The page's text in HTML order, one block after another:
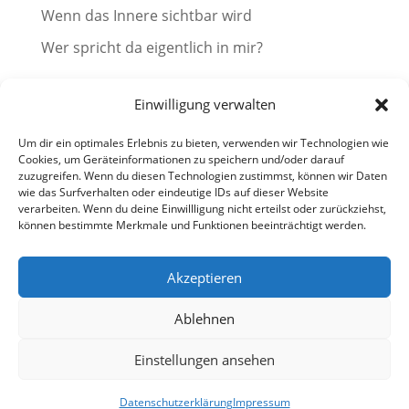
Einwilligung verwalten
Um dir ein optimales Erlebnis zu bieten, verwenden wir Technologien wie
Cookies, um Geräteinformationen zu speichern und/oder darauf
zuzugreifen. Wenn du diesen Technologien zustimmst, können wir Daten
wie das Surfverhalten oder eindeutige IDs auf dieser Website
verarbeiten. Wenn du deine Einwillligung nicht erteilst oder zurückziehst,
können bestimmte Merkmale und Funktionen beeinträchtigt werden.
Akzeptieren
Ablehnen
Einstellungen ansehen
DatenschutzerklärungImpressum
Wenn das Innere sichtbar wird
Wer spricht da eigentlich in mir?
Die Innere Kritikerin
Burnout beginnt leiser, als viele denken
Warum dein Inneres Dorf nie fertig ist
Wer spricht da eigentlich in mir?
Impressum|Datenschutz